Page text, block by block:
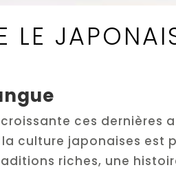
LE
ces dernières
culture japonaises est
riches, une